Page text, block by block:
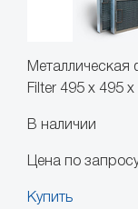
Металлическая
Filter 495 x 495 x
В наличии
Цена по
Купить